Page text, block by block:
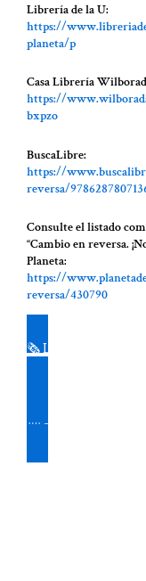
Librería de la U:
https://
planeta/p
Casa Librería
https://
bxpzo
BuscaLibre:
https://
reversa/
Consulte el listado
“Cambio en reversa.
Planeta:
https://
reversa/430790
🗞️ Lea y descargue la
aquí
📨 Suscríbase al